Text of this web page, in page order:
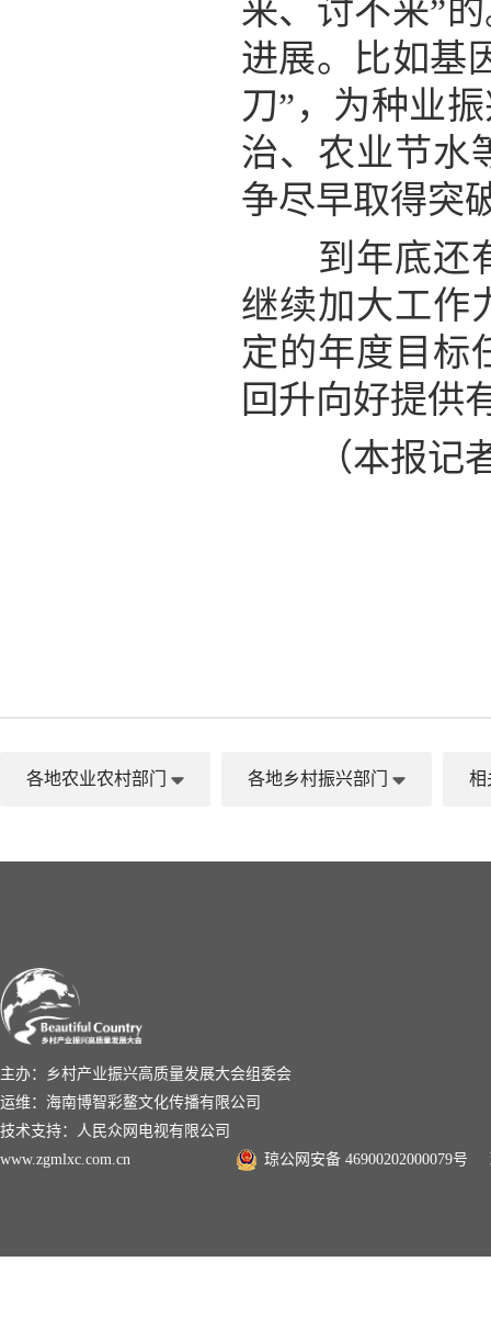
来、讨不来”
进展。比如基
刀”，为种业
治、农业节水
争尽早取得突
到年底还有
继续加大工作
定的年度目标
回升向好提供
（本报记者
各地农业农村部门 各地乡村振兴部门 相
主办：乡村产业振兴高质量发展大会组委会
运维：海南博智彩鳌文化传播有限公司
技术支持：人民众网电视有限公司
www.zgmlxc.com.cn
琼公网安备 46900202000079号